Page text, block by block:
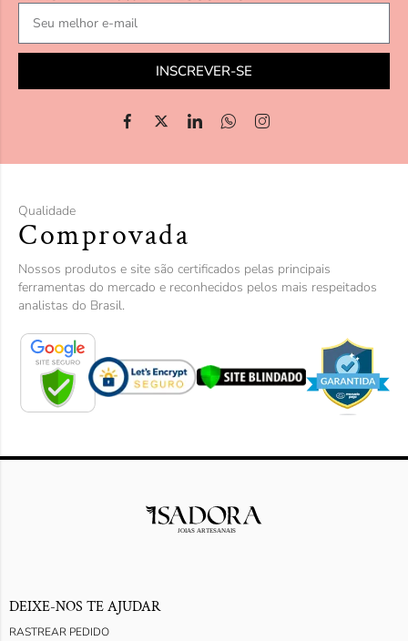
INSCREVER-SE
Qualidade
Comprovada
Nossos produtos e site são certificados pelas principais
ferramentas do mercado e reconhecidos pelos mais respeitados
analistas do Brasil.
DEIXE-NOS TE AJUDAR
RASTREAR PEDIDO